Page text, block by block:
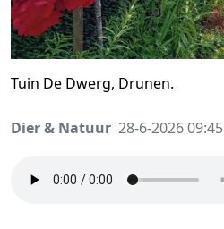
Tuin De Dwerg, Drunen.
Dier & Natuur 28-6-2026 09:45